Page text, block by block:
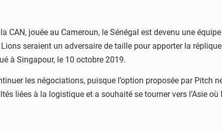
CAN, jouée au Cameroun, le Sénégal est devenu une
seraient un adversaire de taille pour apporter la
à Singapour, le 10 octobre 2019.
les négociations, puisque l’option proposée par Pitch
liées à la logistique et a souhaité se tourner vers l’Asie